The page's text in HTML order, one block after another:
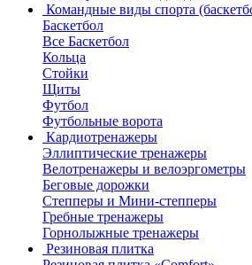
Командные виды спорта
Баскетбол
Все Баскетбол
Кольца
Стойки
Щиты
Футбол
Футбольные ворота
Кардиотренажеры
Эллиптические тренажеры
Велотренажеры и велоэргометры
Беговые дорожки
Степперы и Мини-степперы
Гребные тренажеры
Горнолыжные тренажеры
Резиновая плитка